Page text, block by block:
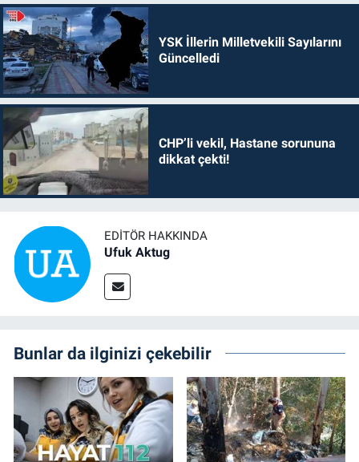
YSK İllerin Milletvekili Sayılarını
Güncelledi
CHP’li vekil, Hastane sorununa
dikkat çekti!
EDITÖR HAKKINDA
Ufuk Aktug
Bunlar da ilginizi çekebilir